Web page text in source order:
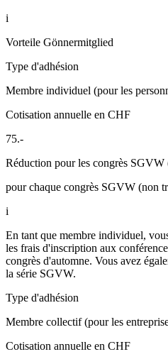
i
Vorteile Gönnermitglied
Type d'adhésion
Membre individuel (pour les
Cotisation annuelle en CHF
75.-
Réduction pour les congrès
pour chaque congrès SGVW (non
i
En tant que membre individuel,
les frais d'inscription aux
congrès d'automne. Vous avez
la série SGVW.
Type d'adhésion
Membre collectif (pour les
Cotisation annuelle en CHF